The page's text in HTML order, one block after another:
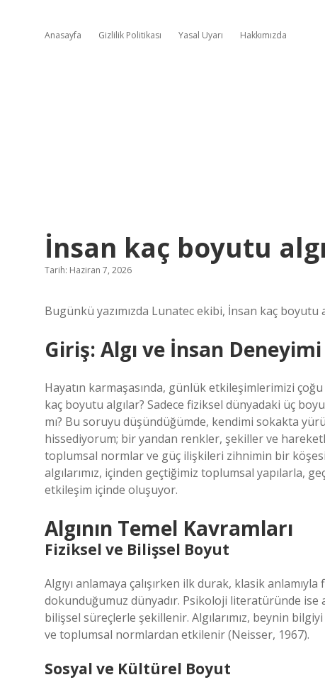
Anasayfa Gizlilik Politikası Yasal Uyarı Hakkımızda
İnsan kaç boyutu
Tarih: Haziran 7, 2026
Bugünkü yazımızda Lunatec ekibi, İnsan kaç
Giriş: Algı ve İnsan Deneyimi
Hayatın karmaşasında, günlük etkileşimlerimizi
kaç boyutu algılar? Sadece fiziksel dünyadaki üç
mı? Bu soruyu düşündüğümde, kendimi sokakta
hissediyorum; bir yandan renkler, şekiller ve
toplumsal normlar ve güç ilişkileri zihnimin bir
algılarımız, içinden geçtiğimiz toplumsal yapılarla,
etkileşim içinde oluşuyor.
Algının Temel Kavramları
Fiziksel ve Bilişsel Boyut
Algıyı anlamaya çalışırken ilk durak, klasik
dokunduğumuz dünyadır. Psikoloji literatüründe ise
bilişsel süreçlerle şekillenir. Algılarımız, beynin
ve toplumsal normlardan etkilenir (Neisser, 1967).
Sosyal ve Kültürel Boyut